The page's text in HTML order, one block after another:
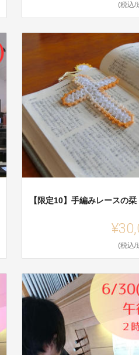
(税込/
【限定10】手編みレースの栞
(税込/